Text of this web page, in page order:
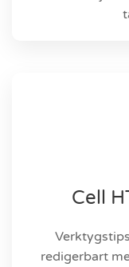
Cell
redigerbart